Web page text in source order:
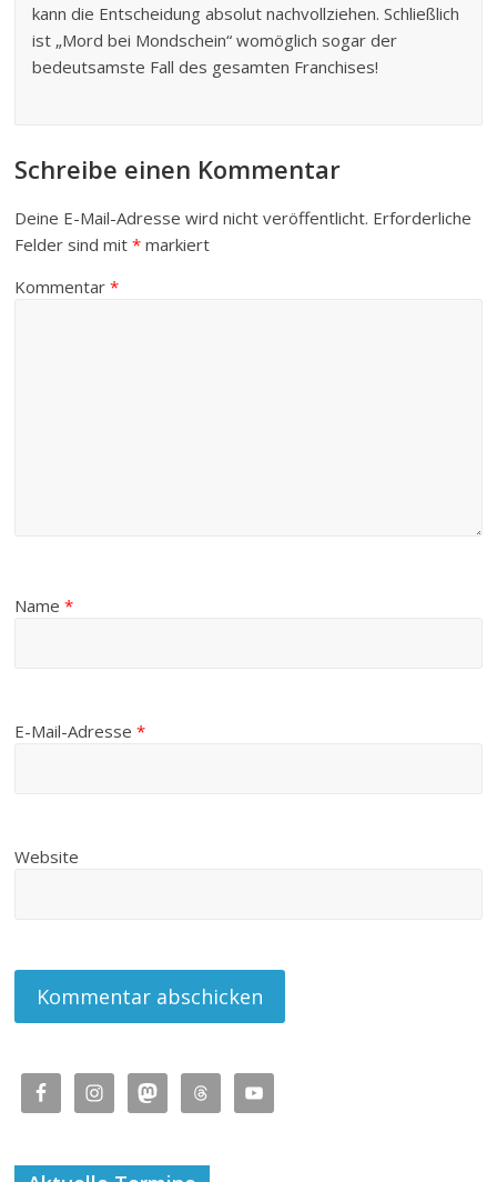
kann die Entscheidung absolut nachvollziehen. Schließlich
ist „Mord bei Mondschein“ womöglich sogar der
bedeutsamste Fall des gesamten Franchises!
Schreibe einen Kommentar
Deine E-Mail-Adresse wird nicht veröffentlicht. Erforderliche
Felder sind mit* markiert
Kommentar*
Name*
E-Mail-Adresse*
Website